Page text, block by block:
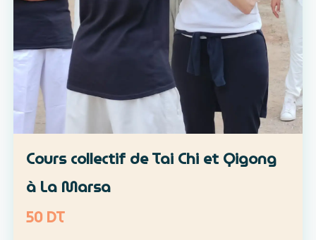
Cours collectif de Tai Chi et Qigong
à La Marsa
50 DT